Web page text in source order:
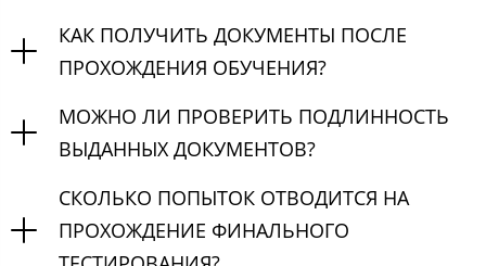
КАК ПОЛУЧИТЬ ДОКУМЕНТЫ ПОСЛЕ
ПРОХОЖДЕНИЯ ОБУЧЕНИЯ?
МОЖНО ЛИ ПРОВЕРИТЬ ПОДЛИННОСТЬ
ВЫДАННЫХ ДОКУМЕНТОВ?
СКОЛЬКО ПОПЫТОК ОТВОДИТСЯ НА
ПРОХОЖДЕНИЕ ФИНАЛЬНОГО